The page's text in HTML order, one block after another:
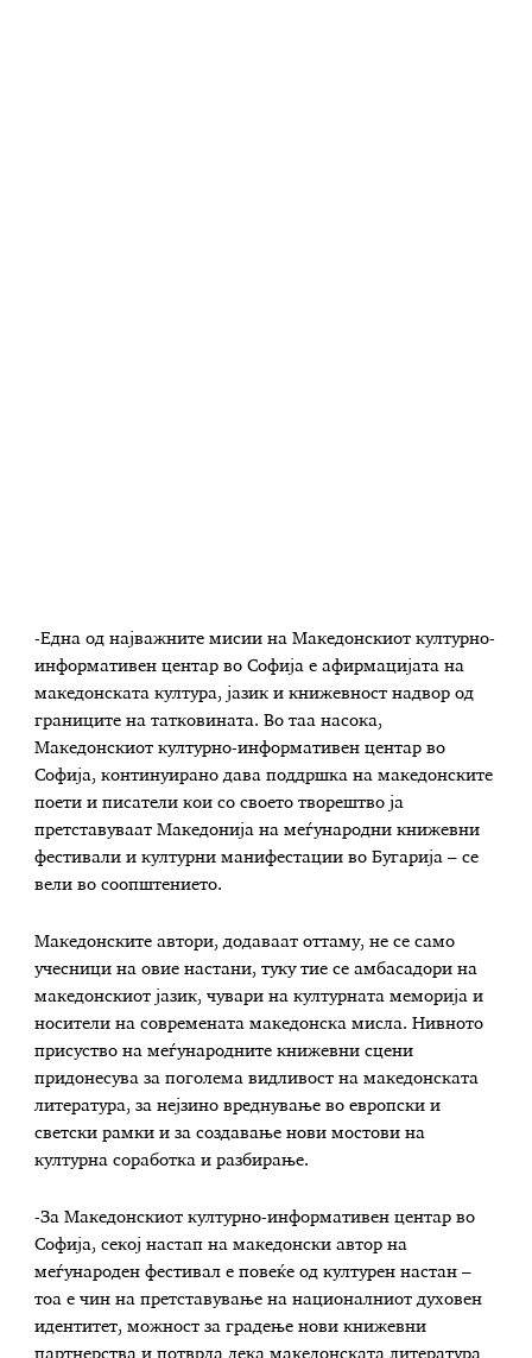
-Една од најважните мисии на Македонскиот културно-
информативен центар во Софија е афирмацијата на
македонската култура, јазик и книжевност надвор од
границите на татковината. Во таа насока,
Македонскиот културно-информативен центар во
Софија, континуирано дава поддршка на македонските
поети и писатели кои со своето творештво ја
претставуваат Македонија на меѓународни книжевни
фестивали и културни манифестации во Бугарија – се
вели во соопштението.
Македонските автори, додаваат оттаму, не се само
учесници на овие настани, туку тие се амбасадори на
македонскиот јазик, чувари на културната меморија и
носители на современата македонска мисла. Нивното
присуство на меѓународните книжевни сцени
придонесува за поголема видливост на македонската
литература, за нејзино вреднување во европски и
светски рамки и за создавање нови мостови на
културна соработка и разбирање.
-За Македонскиот културно-информативен центар во
Софија, секој настап на македонски автор на
меѓународен фестивал е повеќе од културен настан –
тоа е чин на претставување на националниот духовен
идентитет, можност за градење нови книжевни
партнерства и потврда дека македонската литература